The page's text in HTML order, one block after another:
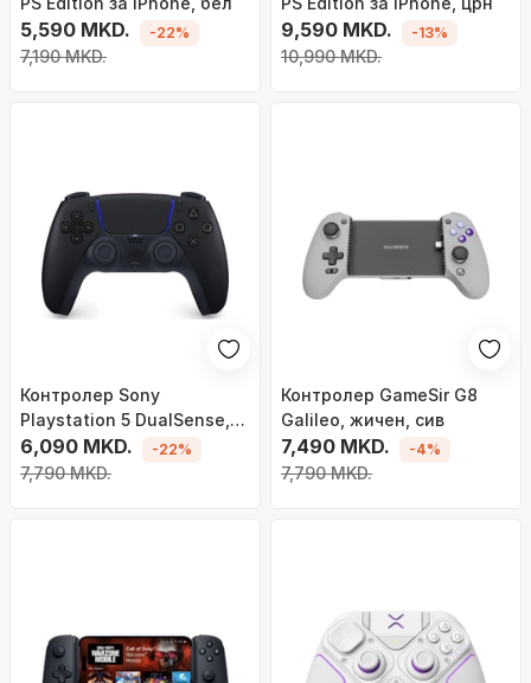
5,590 MKD.
7,190 MKD.
-22% 9,590 MKD.
10,990 MKD.
-13%
Контролер Sony
Playstation 5 DualSense,
црн
6,090 MKD.
7,790 MKD.
-22%
Контролер GameSir G8
Galileo, жичен, сив
7,490 MKD.
7,790 MKD.
-4%